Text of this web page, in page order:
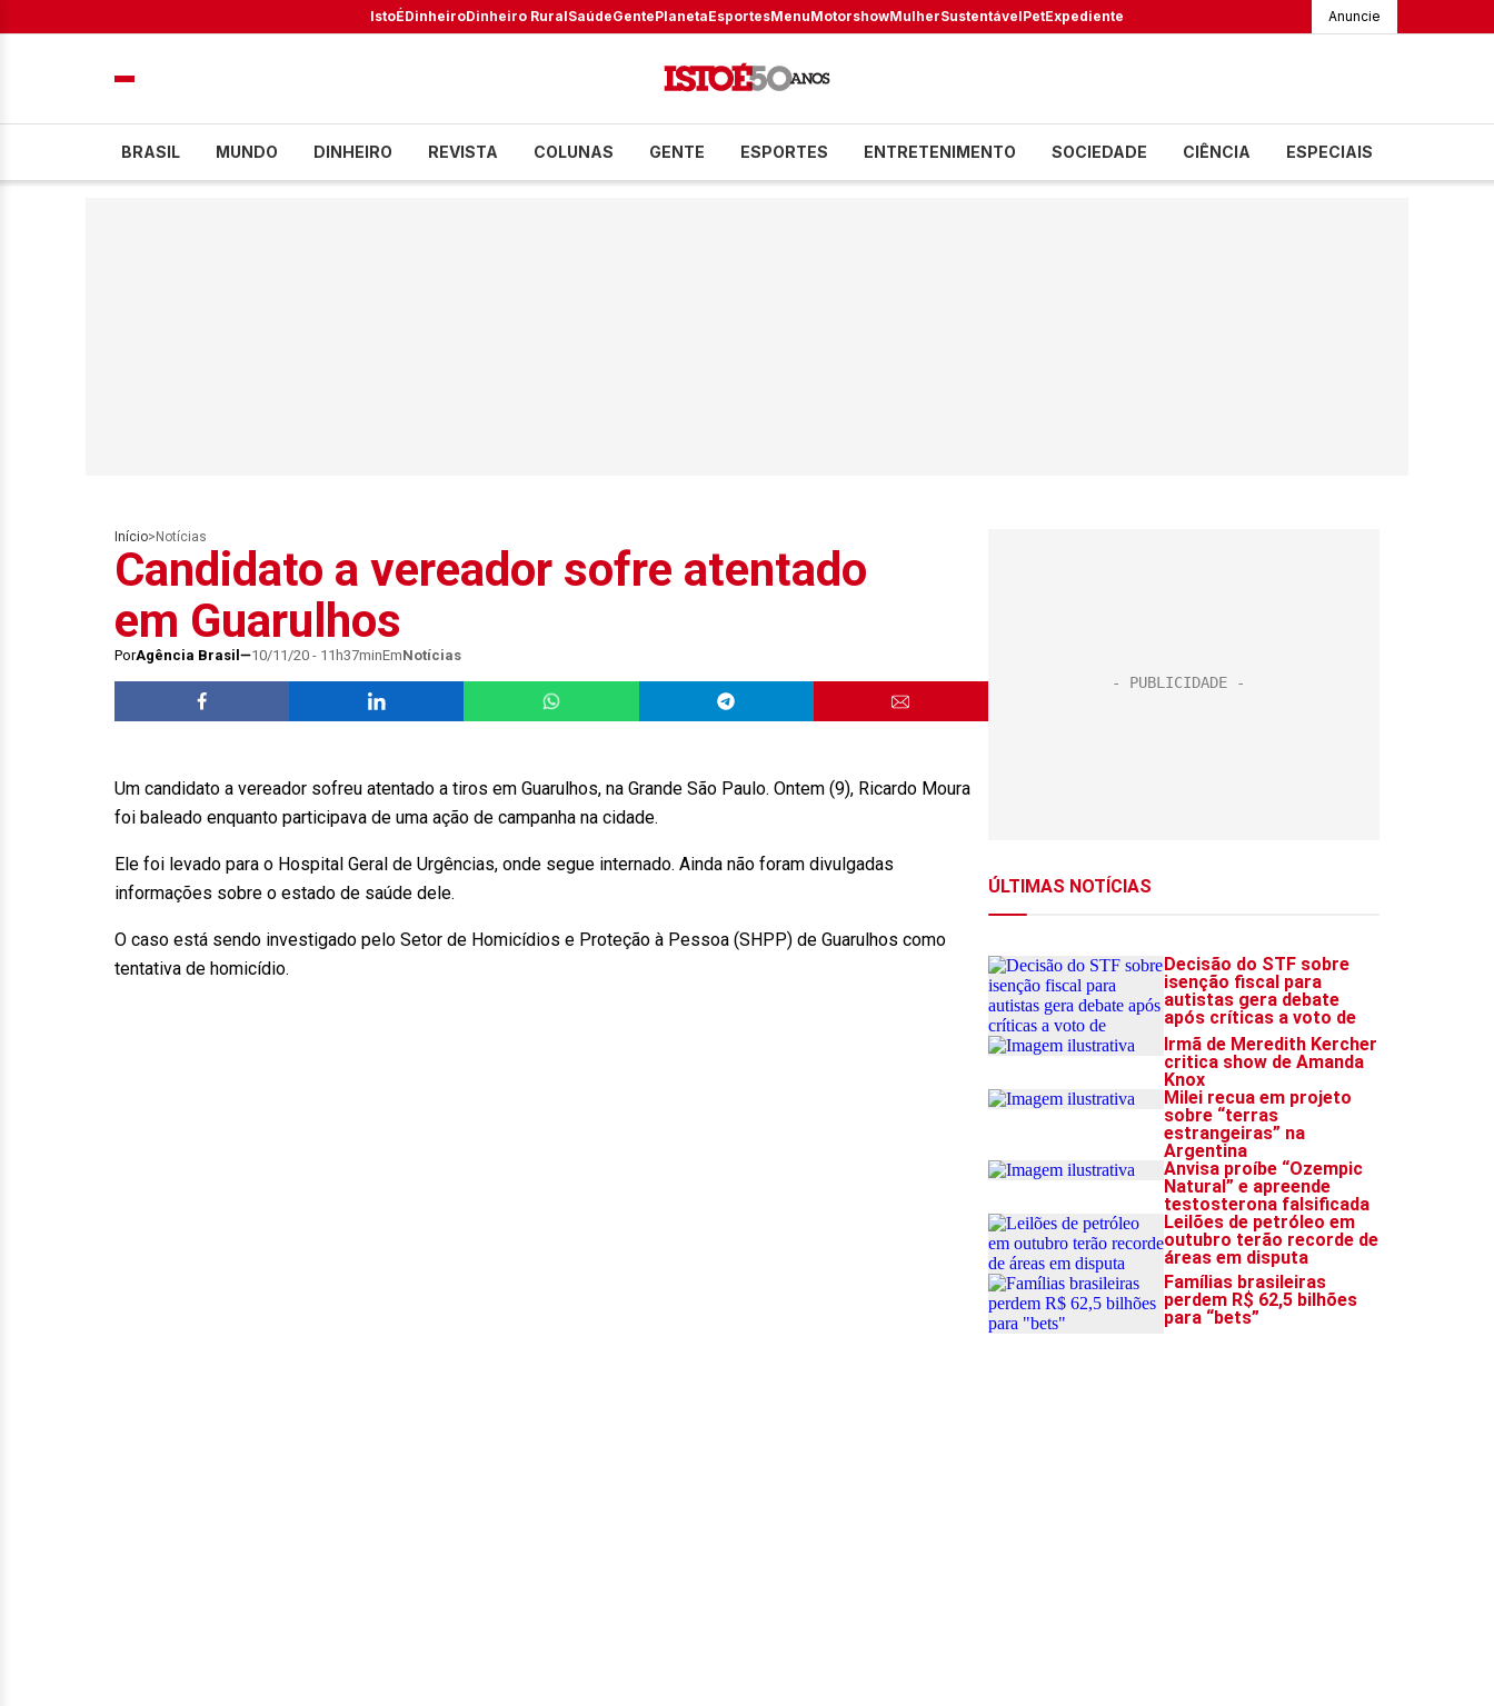
IstoÉDinheiroDinheiro RuralSaúdeGentePlanetaEsportesMenuMotorshowMulherSustentávelPetExpediente Anuncie
BRASIL MUNDO DINHEIRO REVISTA COLUNAS GENTE ESPORTES ENTRETENIMENTO SOCIEDADE CIÊNCIA ESPECIAIS
Início> Notícias
Candidato a vereador sofre atentado
em Guarulhos
PorAgência Brasil 10/11/20 - 11h37minEmNotícias
Um candidato a vereador sofreu atentado a tiros em Guarulhos, na Grande São Paulo. Ontem (9), Ricardo Moura
foi baleado enquanto participava de uma ação de campanha na cidade.
Ele foi levado para o Hospital Geral de Urgências, onde segue internado. Ainda não foram divulgadas
informações sobre o estado de saúde dele.
O caso está sendo investigado pelo Setor de Homicídios e Proteção à Pessoa (SHPP) de Guarulhos como
tentativa de homicídio.